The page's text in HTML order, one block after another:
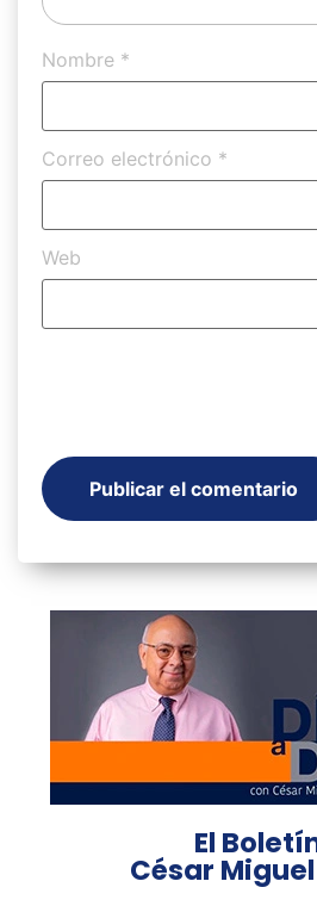
Nombre *
Correo electrónico *
Web
El
César